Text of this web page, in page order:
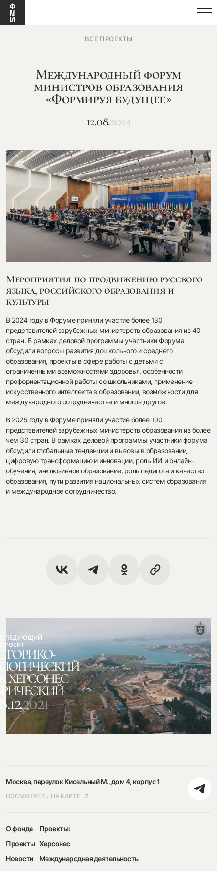
посмотреть на карте
my.history.fond@bk.ru
смотреть
ВСЕ ПРОЕКТЫ
Международный форум
министров образования
«Формируя будущее»
12.08.2024
Мероприятия по продвижению русского
языка, российского образования и
культуры
В 2024 году в Форуме приняли участие более 130
представителей зарубежных министерств образования из 40
стран. В рамках деловой программы участники Форума
обсудили вопросы развития дошкольного и среднего
образования, проекты в сфере работы с детьми с
ограниченными возможностями здоровья, особенности
профориентационной работы со школьниками, применение
искусственного интеллекта в образовании, возможности для
международного сотрудничества и многое другое.
В 2025 году в Форуме приняли участие более 100
представителей зарубежных министерств образования из более
чем 30 стран. В рамках деловой программы участники форума
обсудили глобальные тенденции и вызовы в образовании,
цифровую трансформацию и инновации, роль ИИ и онлайн-
обучения, инклюзивное образование, роль педагога и качество
образования, пути развития национальных систем образования
и международное сотрудничество.
СЛЕДУЮЩИЙ
ПРОЕКТ
ХЕРСОНЕС
2021
Москва, переулок Кисельный М., дом 4, корпус 1
ПОСМОТРЕТЬ НА КАРТЕ
О фонде
Проекты
Новости
Проекты:
Херсонес
Международная деятельность